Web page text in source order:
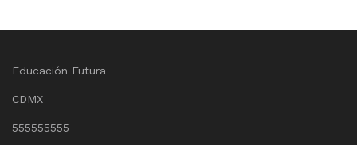
Educación Futura
CDMX
555555555